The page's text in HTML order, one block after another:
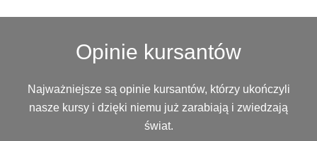
Opinie kursantów
Najważniejsze są opinie kursantów, którzy ukończyli
nasze kursy i dzięki niemu już zarabiają i zwiedzają
świat.